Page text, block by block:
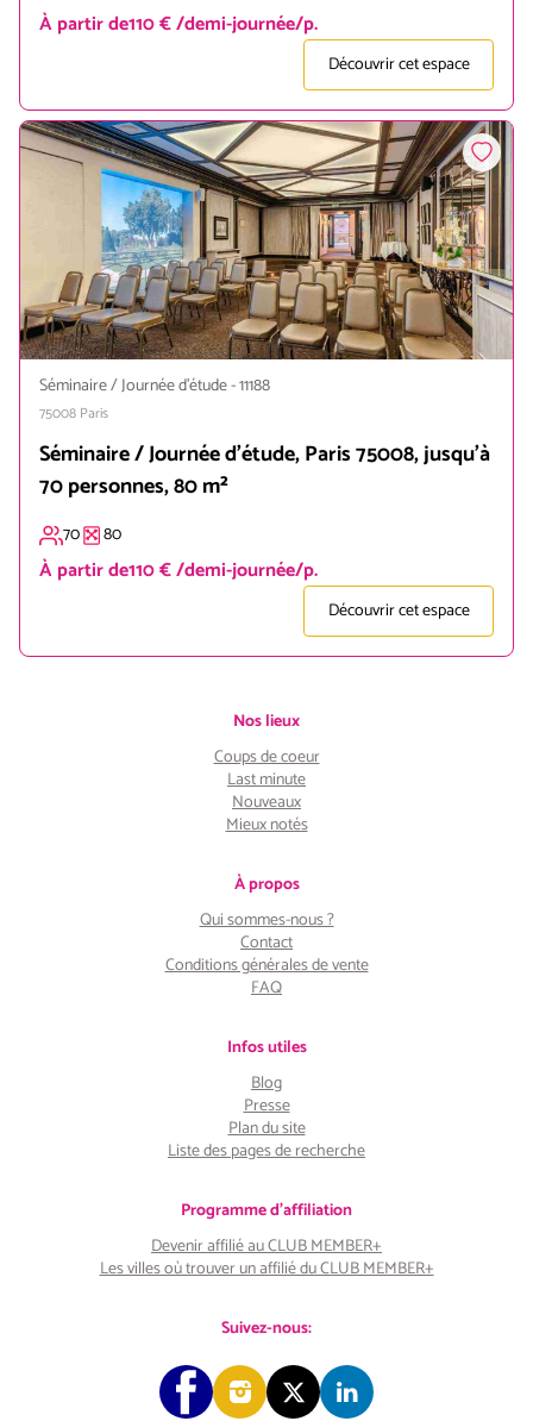
À partir de110 € /demi-journée/p.
Découvrir cet espace
Séminaire / Journée d'étude-11188
75008 Paris
Séminaire / Journée d'étude, Paris 75008, jusqu'à
70 personnes, 80 m²
70 80
À partir de110 € /demi-journée/p.
Découvrir cet espace
Nos lieux
Coups de coeur
Last minute
Nouveaux
Mieux notés
À propos
Qui sommes-nous ?
Contact
Conditions générales de vente
FAQ
Infos utiles
Blog
Presse
Plan du site
Liste des pages de recherche
Programme d'affiliation
Devenir affilié au CLUB MEMBER+
Les villes où trouver un affilié du CLUB MEMBER+
Suivez-nous: